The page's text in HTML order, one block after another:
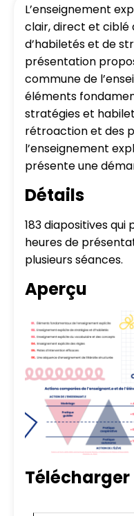
L’enseignement
clair, direct et ciblé
d’habiletés et de
présentation
commune de
éléments
stratégies et
rétroaction et des
l’enseignement
présente une
Détails
183 diapositives
heures de
plusieurs séances.
Aperçu
Télécharger